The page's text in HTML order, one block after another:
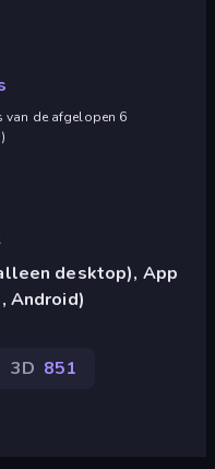
van de afgelopen 6
)
desktop), App
Android)
3D 851